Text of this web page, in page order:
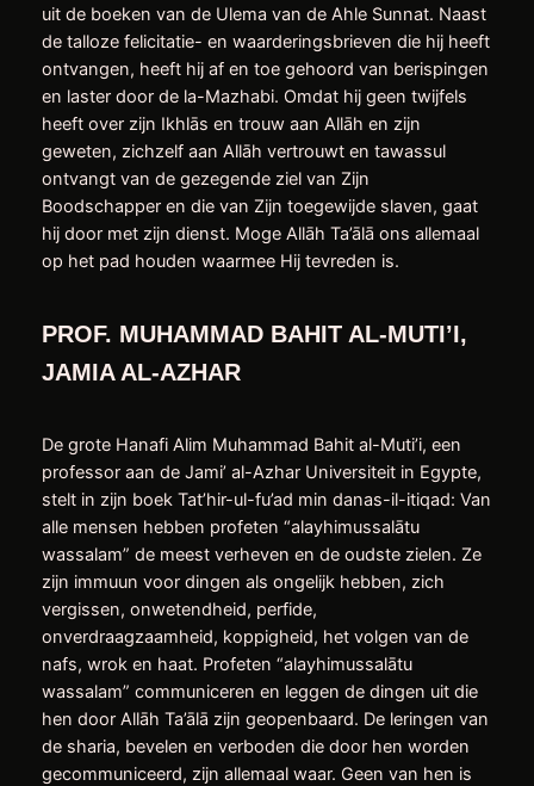
uit de boeken van de Ulema van de Ahle Sunnat. Naast
de talloze felicitatie- en waarderingsbrieven die hij heeft
ontvangen, heeft hij af en toe gehoord van berispingen
en laster door de la-Mazhabi. Omdat hij geen twijfels
heeft over zijn Ikhlās en trouw aan Allāh en zijn
geweten, zichzelf aan Allāh vertrouwt en tawassul
ontvangt van de gezegende ziel van Zijn
Boodschapper en die van Zijn toegewijde slaven, gaat
hij door met zijn dienst. Moge Allāh Ta’ālā ons allemaal
op het pad houden waarmee Hij tevreden is.
PROF. MUHAMMAD BAHIT AL-MUTI’I,
JAMIA AL-AZHAR
De grote Hanafi Alim Muhammad Bahit al-Muti’i, een
professor aan de Jami’ al-Azhar Universiteit in Egypte,
stelt in zijn boek Tat’hir-ul-fu’ad min danas-il-itiqad: Van
alle mensen hebben profeten “alayhimussalātu
wassalam” de meest verheven en de oudste zielen. Ze
zijn immuun voor dingen als ongelijk hebben, zich
vergissen, onwetendheid, perfide,
onverdraagzaamheid, koppigheid, het volgen van de
nafs, wrok en haat. Profeten “alayhimussalātu
wassalam” communiceren en leggen de dingen uit die
hen door Allāh Ta’ālā zijn geopenbaard. De leringen van
de sharia, bevelen en verboden die door hen worden
gecommuniceerd, zijn allemaal waar. Geen van hen is